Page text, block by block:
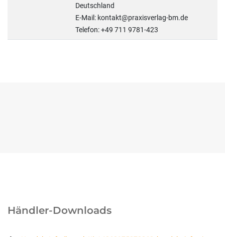
Deutschland
E-Mail: kontakt@praxisverlag-bm.de
Telefon: +49 711 9781-423
Händler-Downloads